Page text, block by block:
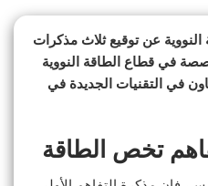
عن توقيع ثلاث مذكرات
في قطاع الطاقة النووية
في التقنيات الجديدة في